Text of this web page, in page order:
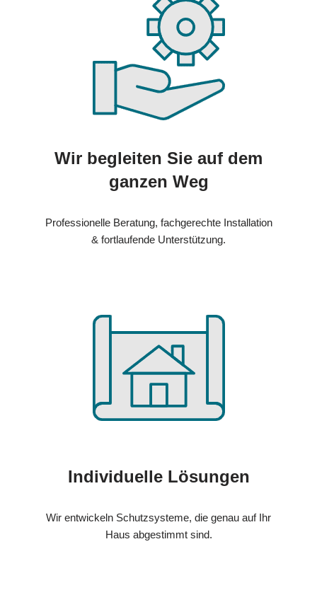
Wir begleiten Sie auf dem
ganzen Weg
Professionelle Beratung, fachgerechte Installation
& fortlaufende Unterstützung.
Individuelle Lösungen
Wir entwickeln Schutzsysteme, die genau auf Ihr
Haus abgestimmt sind.